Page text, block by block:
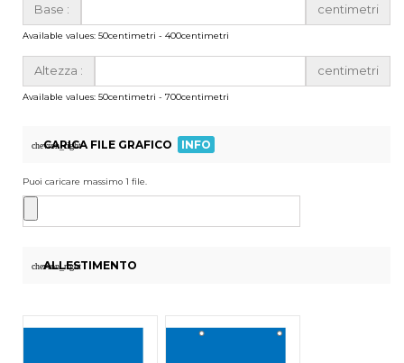
Base : centimetri
Available values: 50centimetri - 400centimetri
Altezza : centimetri
Available values: 50centimetri - 700centimetri
chevron_right
CARICA FILE GRAFICO INFO
Puoi caricare massimo 1 file.
chevron_right
ALLESTIMENTO